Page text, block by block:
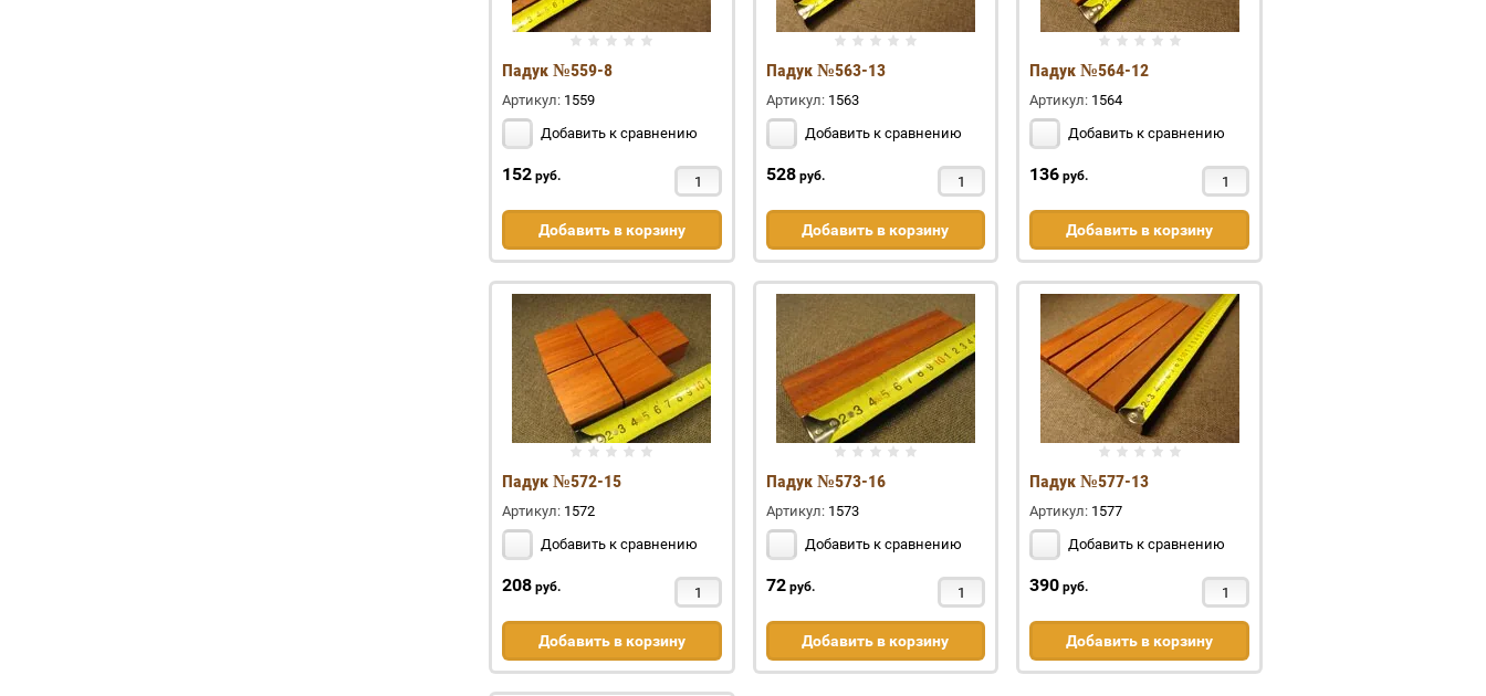
Падук №559-8
Артикул: 1559
Добавить к сравнению
152 руб.
Добавить в корзину
Падук №563-13
Артикул:1563
Добавить к сравнению
528руб.
Добавить в корзину
Падук №564-12
Артикул: 1564
Добавить к сравнению
136 руб.
Добавить в корзину
Падук №572-15
Артикул: 1572
Добавить к сравнению
208 руб.
Добавить в корзину
Падук №573-16
Артикул:1573
Добавить к сравнению
72руб.
Добавить в корзину
Падук №577-13
Артикул: 1577
Добавить к сравнению
390 руб.
Добавить в корзину